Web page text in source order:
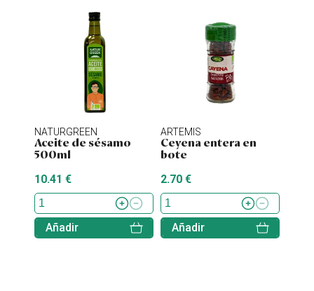
NATURGREEN
Aceite de sésamo
500ml
10.41 €
Añadir
ARTEMIS
Ceyena entera en
bote
2.70 €
Añadir